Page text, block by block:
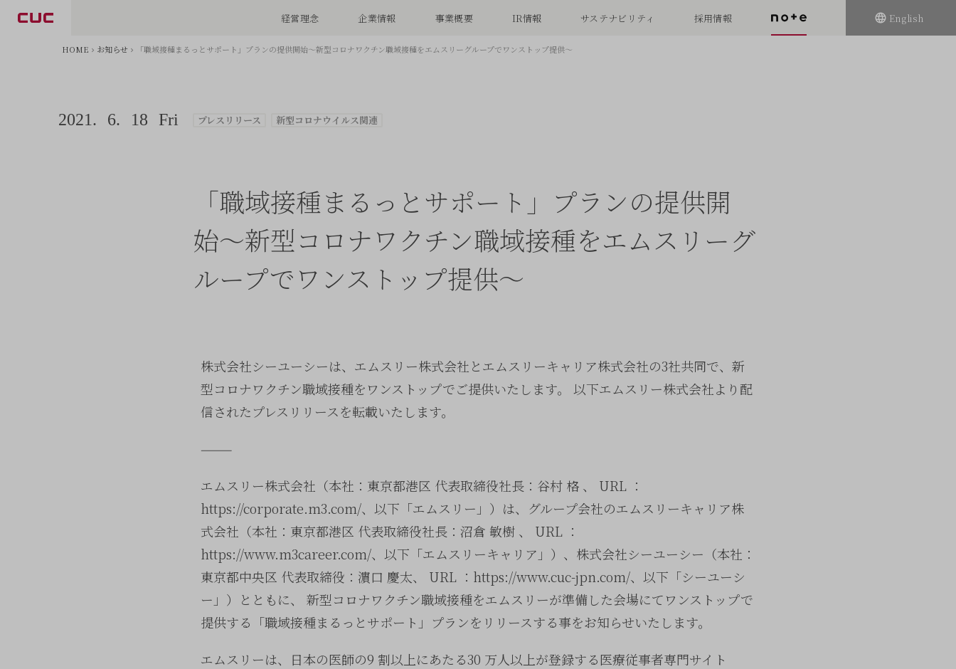
English
経営理念 企業情報 事業概要 IR情報 サステナビリティ 採用情報
HOME お知らせ 「職域接種まるっとサポート」プランの提供開始〜新型コロナワクチン職域接種をエムスリーグループでワンストップ提供〜
「職域接種まるっとサポート」プランの提供開
始〜新型コロナワクチン職域接種をエムスリーグ
ループでワンストップ提供〜
2021. 6. 18 Fri プレスリリース 新型コロナウイルス関連
株式会社シーユーシーは、エムスリー株式会社とエムスリーキャリア株式会社の3社共同で、新
型コロナワクチン職域接種をワンストップでご提供いたします。 以下エムスリー株式会社より配
信されたプレスリリースを転載いたします。
———
エムスリー株式会社（本社：東京都港区 代表取締役社長：谷村 格 、 URL ：
https://corporate.m3.com/、以下「エムスリー」）は、グループ会社のエムスリーキャリア株
式会社（本社：東京都港区 代表取締役社長：沼倉 敏樹 、 URL ：
https://www.m3career.com/、以下「エムスリーキャリア」）、株式会社シーユーシー（本社：
東京都中央区 代表取締役：濵口 慶太、 URL ：https://www.cuc-jpn.com/、以下「シーユーシ
ー」）とともに、 新型コロナワクチン職域接種をエムスリーが準備した会場にてワンストップで
提供する「職域接種まるっとサポート」プランをリリースする事をお知らせいたします。
エムスリーは、日本の医師の9 割以上にあたる30 万人以上が登録する医療従事者専門サイト